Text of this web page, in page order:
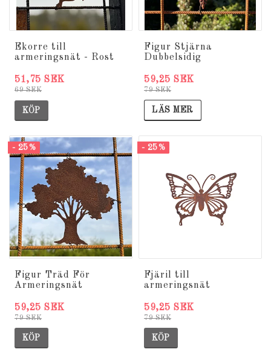
Ekorre till
armeringsnät - Rost
69 SEK
51,75 SEK
KÖP
Figur Stjärna
Dubbelsidig
79 SEK
59,25 SEK
LÄS MER
- 25%
Figur Träd För
Armeringsnät
79 SEK
59,25 SEK
KÖP
- 25%
Fjäril till
armeringsnät
79 SEK
59,25 SEK
KÖP